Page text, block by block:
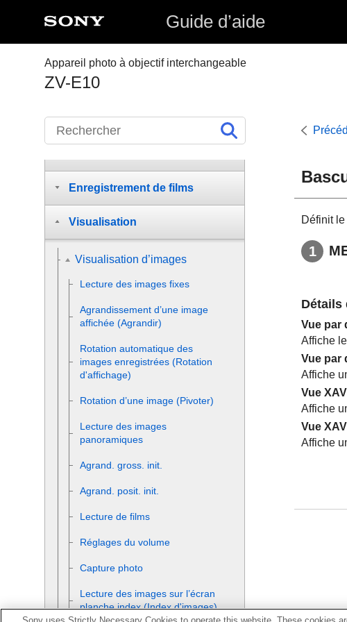
Guide d’aide
Appareil photo à objectif interchangeable
ZV-E10
Définit
Détails
Vue par
Affiche
Vue par
Affiche
Vue
Affiche
Vue
Affiche
Comment utiliser le « Guide
Noms des pièces/Opérations
de base
Préparation de l’appareil photo
Enregistrement de films
Visualisation
Visualisation d’images
Lecture des images fixes
Agrandissement d’une image
affichée (Agrandir)
Rotation automatique des
images enregistrées (Rotation
d'affichage)
Rotation d’une image (Pivoter)
Lecture des images
panoramiques
Agrand. gross. init.
Agrand. posit. init.
Lecture de films
Réglages du volume
Capture photo
Lecture des images sur l’écran
planche index (Index d'images)